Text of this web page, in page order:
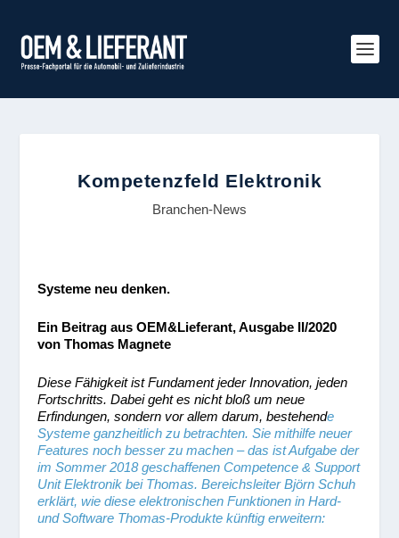
Kompetenzfeld Elektronik
Branchen-News
Systeme neu denken.
Ein Beitrag aus OEM&Lieferant, Ausgabe II/2020
von Thomas Magnete
Diese Fähigkeit ist Fundament jeder Innovation, jeden
Fortschritts. Dabei geht es nicht bloß um neue
Erfindungen, sondern vor allem darum, bestehende
Systeme ganzheitlich zu betrachten. Sie mithilfe neuer
Features noch besser zu machen – das ist Aufgabe der
im Sommer 2018 geschaffenen Competence & Support
Unit Elektronik bei Thomas. Bereichsleiter Björn Schuh
erklärt, wie diese elektronischen Funktionen in Hard-
und Software Thomas-Produkte künftig erweitern: